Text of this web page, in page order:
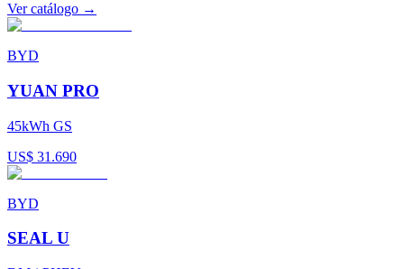
Ver catálogo →
BYD
YUAN PRO
45kWh GS
US$ 31.690
BYD
SEAL U